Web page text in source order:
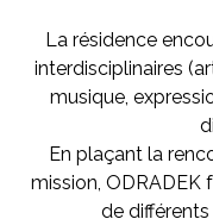
La résidence
interdisciplinaires
musique,
En plaçant la
mission, ODRADEK
de